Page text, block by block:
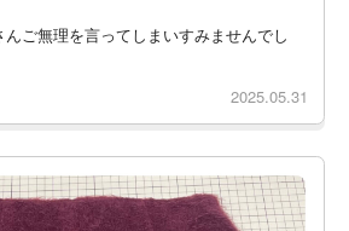
ご無理を言ってしまいすみませんでし
2025.05.31